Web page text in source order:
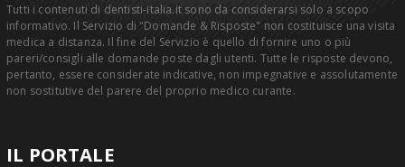
Tutti i contenuti di dentisti-italia.it sono da considerarsi solo a scopo
informativo. Il Servizio di "Domande & Risposte" non costituisce una visita
medica a distanza. Il fine del Servizio è quello di fornire uno o più
pareri/consigli alle domande poste dagli utenti. Tutte le risposte devono,
pertanto, essere considerate indicative, non impegnative e assolutamente
non sostitutive del parere del proprio medico curante.
IL PORTALE